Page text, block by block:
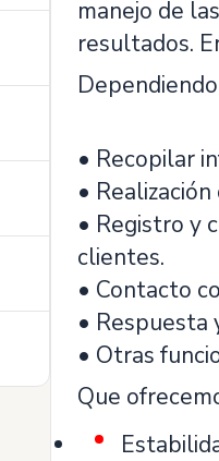
manejo de
resultados.
• Recopilar
•
• Registro y
clientes.
• Contacto
• Respuesta
• Otras
Que